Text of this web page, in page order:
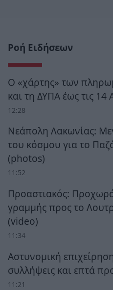
Ροή Ειδήσεων
Ο «χάρτης» των
και τη ΔΥΠΑ έως τις
12:28
Νεάπολη Λακωνίας:
του κόσμου για το
(photos)
11:52
Προαστιακός:
γραμμής προς το
(video)
11:34
Αστυνομική
συλλήψεις και επτά
11:21